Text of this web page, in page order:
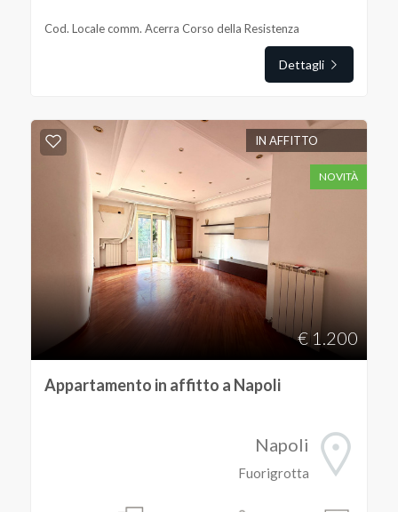
Cod. Locale comm. Acerra Corso della Resistenza
Dettagli
IN AFFITTO
NOVITÀ
€ 1.200
Appartamento in affitto a Napoli
Napoli
Fuorigrotta
3
5
multiscelta
Giardino